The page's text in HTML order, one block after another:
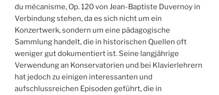
du mécanisme, Op. 120 von Jean-Baptiste Duvernoy in
Verbindung stehen, da es sich nicht um ein
Konzertwerk, sondern um eine pädagogische
Sammlung handelt, die in historischen Quellen oft
weniger gut dokumentiert ist. Seine langjährige
Verwendung an Konservatorien und bei Klavierlehrern
hat jedoch zu einigen interessanten und
aufschlussreichen Episoden geführt, die in